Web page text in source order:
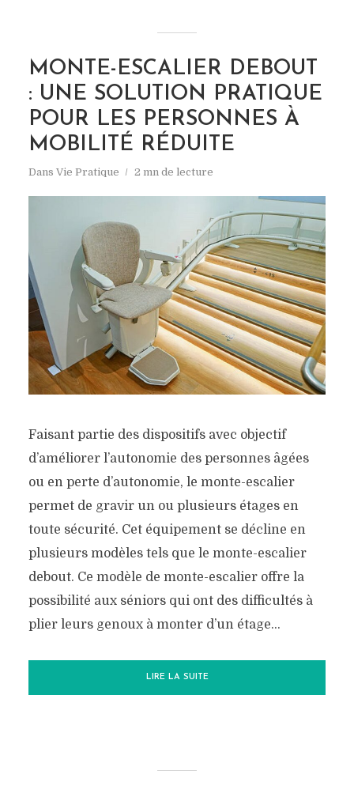
MONTE-ESCALIER DEBOUT
: UNE SOLUTION PRATIQUE
POUR LES PERSONNES À
MOBILITÉ RÉDUITE
Dans Vie Pratique 2 mn de lecture
Faisant partie des dispositifs avec objectif
d’améliorer l’autonomie des personnes âgées
ou en perte d’autonomie, le monte-escalier
permet de gravir un ou plusieurs étages en
toute sécurité. Cet équipement se décline en
plusieurs modèles tels que le monte-escalier
debout. Ce modèle de monte-escalier offre la
possibilité aux séniors qui ont des difficultés à
plier leurs genoux à monter d’un étage...
LIRE LA SUITE